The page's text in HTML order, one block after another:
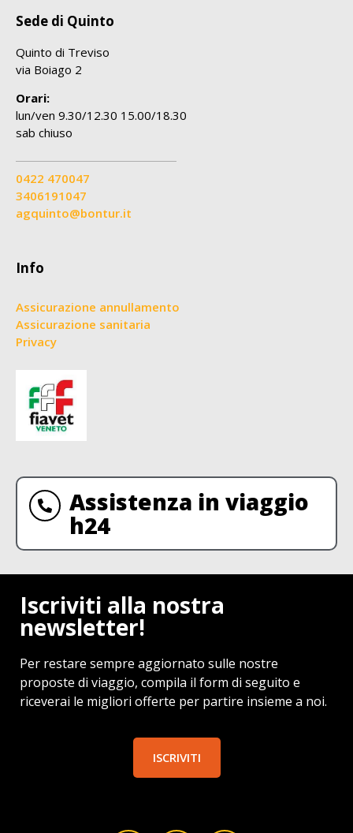
Sede di Quinto
Quinto di Treviso
via Boiago 2
Orari:
lun/ven 9.30/12.30 15.00/18.30
sab chiuso
0422 470047
3406191047
agquinto@bontur.it
Info
Assicurazione annullamento
Assicurazione sanitaria
Privacy
Assistenza in viaggio
h24
Iscriviti alla nostra
newsletter!
Per restare sempre aggiornato sulle nostre
proposte di viaggio, compila il form di seguito e
riceverai le migliori offerte per partire insieme a noi.
ISCRIVITI